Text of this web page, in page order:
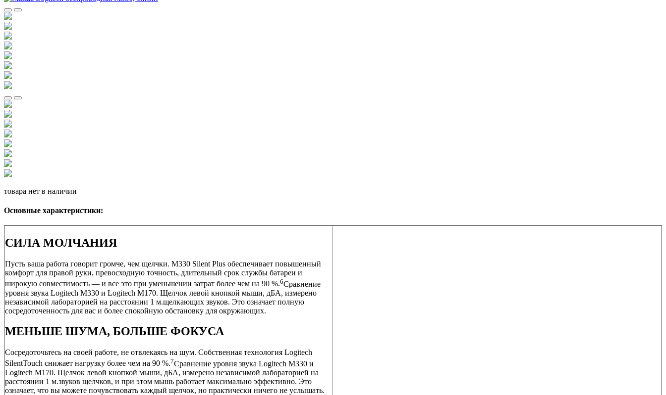
товара нет в наличии
Основные характеристики:
СИЛА МОЛЧАНИЯ
Пусть ваша работа говорит громче, чем щелчки. M330 Silent Plus обеспечивает повышенный
комфорт для правой руки, превосходную точность, длительный срок службы батареи и
широкую совместимость — и все это при уменьшении затрат более чем на 90 %.6Сравнение
уровня звука Logitech M330 и Logitech M170. Щелчок левой кнопкой мыши, дБА, измерено
независимой лабораторией на расстоянии 1 м.щелкающих звуков. Это означает полную
сосредоточенность для вас и более спокойную обстановку для окружающих.
МЕНЬШЕ ШУМА, БОЛЬШЕ ФОКУСА
Сосредоточьтесь на своей работе, не отвлекаясь на шум. Собственная технология Logitech
SilentTouch снижает нагрузку более чем на 90 %.7Сравнение уровня звука Logitech M330 и
Logitech M170. Щелчок левой кнопкой мыши, дБА, измерено независимой лабораторией на
расстоянии 1 м.звуков щелчков, и при этом мышь работает максимально эффективно. Это
означает, что вы можете почувствовать каждый щелчок, но практически ничего не услышать.